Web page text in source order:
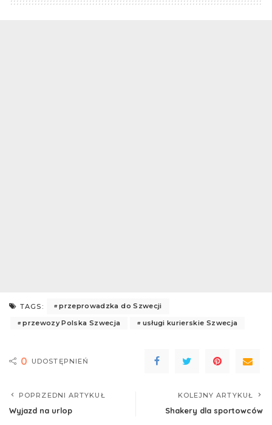
TAGS:
przeprowadzka do Szwecji
przewozy Polska Szwecja
usługi kurierskie Szwecja
0 UDOSTĘPNIEŃ
POPRZEDNI ARTYKUŁ
Wyjazd na urlop
KOLEJNY ARTYKUŁ
Shakery dla sportowców